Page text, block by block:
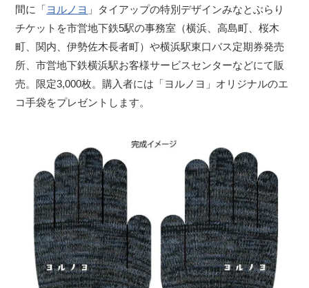
間に「ヨルノヨ 」タイアップの特別デザインみなとぶらり
チケットを市営地下鉄5駅の事務室（横浜、高島町、桜木
町、関内、伊勢佐木長者町）や横浜駅東口バス定期券発売
所、市営地下鉄横浜駅お客様サービスセンターなどにて販
売。限定3,000枚。購入者には「ヨルノヨ」オリジナルのエ
コ手袋をプレゼントします。